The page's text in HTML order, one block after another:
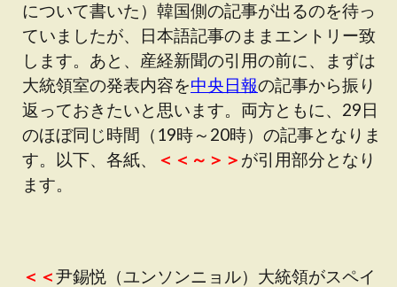
について書いた）韓国側の記事が出るのを待っ
ていましたが、日本語記事のままエントリー致
します。あと、産経新聞の引用の前に、まずは
大統領室の発表内容を中央日報の記事から振り
返っておきたいと思います。両方ともに、29日
のほぼ同じ時間（19時～20時）の記事となりま
す。以下、各紙、
＜＜～＞＞ が引用部分となり
ます。
＜＜尹錫悦（ユンソンニョル）大統領がスペイ